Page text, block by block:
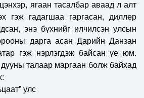
ягаан тасалбар аваад л алт
гэж гадагшаа гаргасан, диллер
энэ бүхнийг илчилсэн улсын
дарга асан Дарийн Данзан
гэж нэрлэгдэж байсан үе юм.
талаар маргаан болж байхад
улс